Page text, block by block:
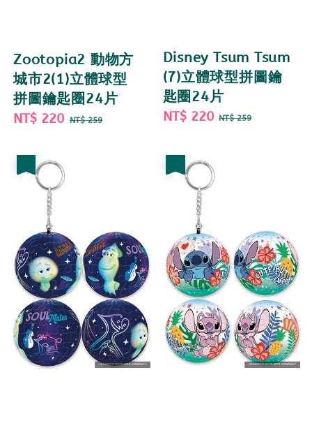
Zootopia2 動物方
城市2(1)立體球型
拼圖鑰匙圈24片
Sale
NT$ 220 Regular
NT$ 259
Disney Tsum Tsum
(7)立體球型拼圖鑰
匙圈24片
Sale
NT$ 220 Regular
NT$ 259